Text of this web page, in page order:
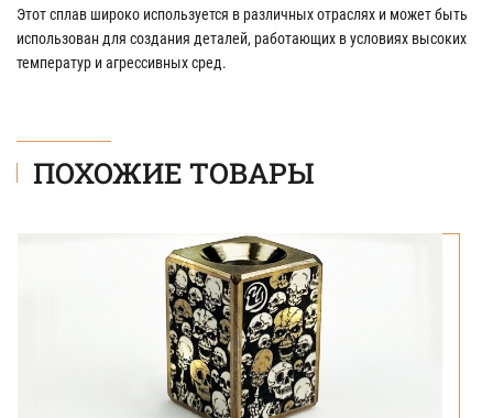
Этот сплав широко используется в различных отраслях и может быть
использован для создания деталей, работающих в условиях высоких
температур и агрессивных сред.
ПОХОЖИЕ ТОВАРЫ